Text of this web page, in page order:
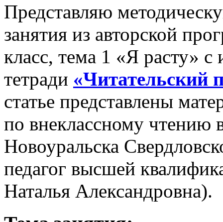
Представляю
занятия из авторской
класс, тема 1 «Я расту» с
тетради «Читательский
статье представлены
по внеклассному
Новоуральска
педагог высшей
Наталья Александровна).